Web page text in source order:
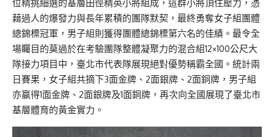
位精挑細選的基層田徑精英小將組成，這群小將頂住壓力，憑
藉過人的爆發力與長年累積的團隊默契，最終勇奪女子組團體
總錦標冠軍，男子組則獲得團體總錦標第六名的佳績。最令全
場矚目的莫過於在考驗團隊整體凝聚力的混合組12×100公尺大
隊接力項目中，臺北市代表隊展現絕對優勢稱霸全國。統計兩
日賽果，女子組共摘下3面金牌、2面銀牌、2面銅牌，男子組
亦赢得1面金牌、2面銀牌及1面銅牌，再次向全國展現了臺北市
基層體育的黃金實力。